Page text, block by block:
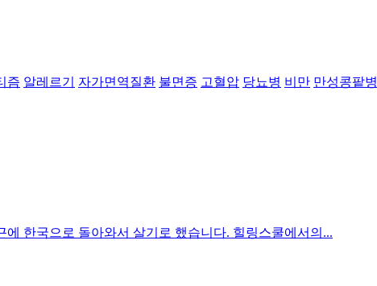
즘 알레르기 자가면역질환 불면증 고혈압 당뇨병 비만 만성콩팥병
에 한국으로 돌아와서 살기로 했습니다. 힐링스쿨에서의...